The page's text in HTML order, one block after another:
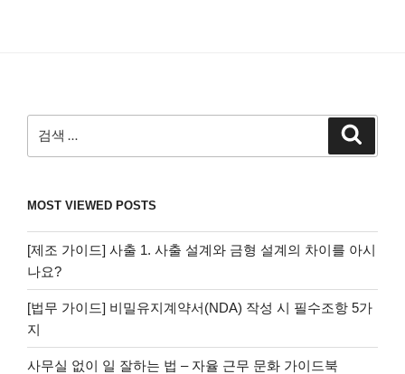
색:
MOST VIEWED POSTS
[제조 가이드] 사출 1. 사출 설계와 금형 설계의 차이를 아시
나요?
[법무 가이드] 비밀유지계약서(NDA) 작성 시 필수조항 5가
지
사무실 없이 일 잘하는 법 – 자율 근무 문화 가이드북